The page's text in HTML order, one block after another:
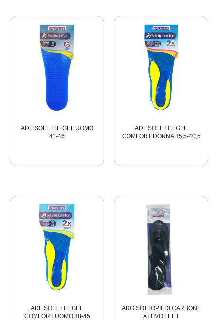
ADE SOLETTE GEL UOMO
41-46
ADF SOLETTE GEL
COMFORT DONNA 35,5-40,5
ADF SOLETTE GEL
COMFORT UOMO 38-45
ADG SOTTOPIEDI CARBONE
ATTIVO FEET